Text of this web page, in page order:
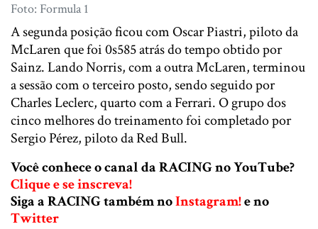
Foto: Formula 1
A segunda posição ficou com Oscar Piastri, piloto da
McLaren que foi 0s585 atrás do tempo obtido por
Sainz. Lando Norris, com a outra McLaren, terminou
a sessão com o terceiro posto, sendo seguido por
Charles Leclerc, quarto com a Ferrari. O grupo dos
cinco melhores do treinamento foi completado por
Sergio Pérez, piloto da Red Bull.
Você conhece o canal da RACING no YouTube?
Clique e se inscreva!
Siga a RACING também noInstagram!e no
Twitter